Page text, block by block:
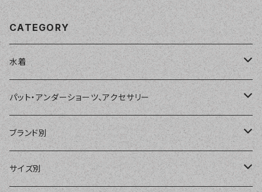
CATEGORY
水着
単品
ショートパンツ、ボードショーツ
パーカー、ラッシュパーカー
ワンピース・モノキニ
ナチュラルタンキニ
ナチュラルタンキニ
パット・アンダーショーツ、アクセサリー
パット
アンダーショーツ
ブランド別
BEACH QUEEN
サイズ別